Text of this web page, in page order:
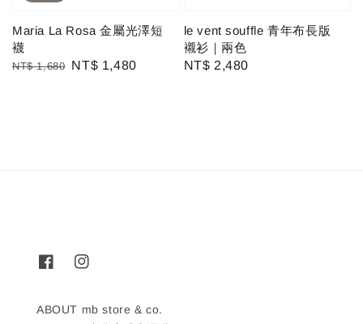
Maria La Rosa 金屬光澤短
襪
Regular
NT$ 1,680 Sale
NT$ 1,480
le vent souffle 青年布長版
襯衫｜兩色
Regular
NT$ 2,480
ABOUT mb store & co.